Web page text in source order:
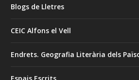
Blogs de Lletres
CEIC Alfons el Vell
Endrets. Geografia Literària dels
Espais Escrits